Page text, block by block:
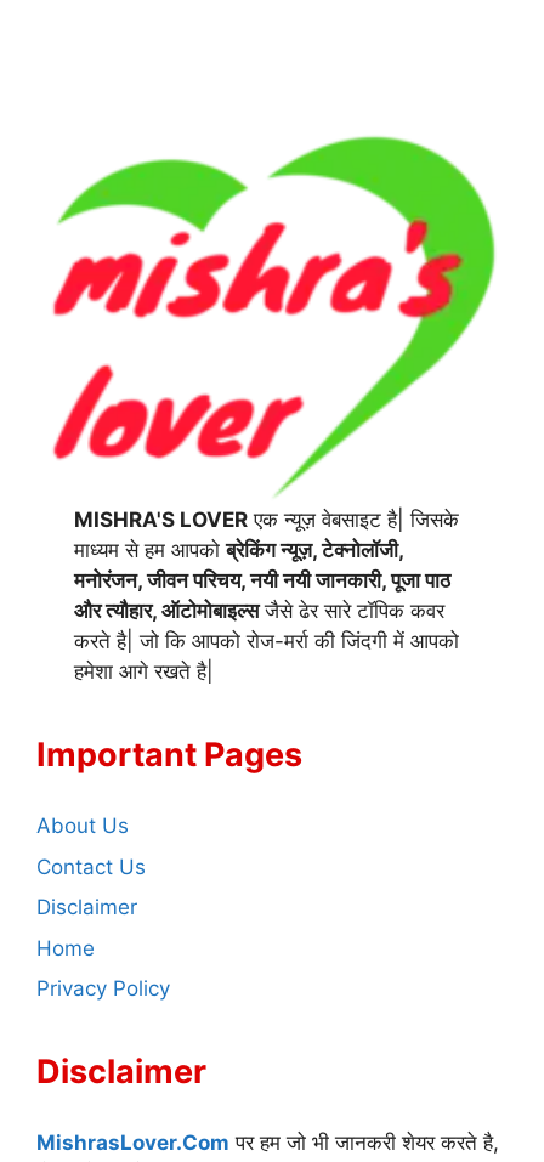
MISHRA'S LOVER एक न्यूज़ वेबसाइट है| जिसके
माध्यम से हम आपकोब्रेकिंग न्यूज़, टेक्नोलॉजी,
मनोरंजन, जीवन परिचय, नयी नयी जानकारी, पूजा पाठ
और त्यौहार, ऑटोमोबाइल्सजैसे ढेर सारे टॉपिक कवर
करते है| जो कि आपको रोज-मर्रा की जिंदगी में आपको
हमेशा आगे रखते है|
Important Pages
About Us
Contact Us
Disclaimer
Home
Privacy Policy
Disclaimer
MishrasLover.Com पर हम जो भी जानकरी शेयर करते है,